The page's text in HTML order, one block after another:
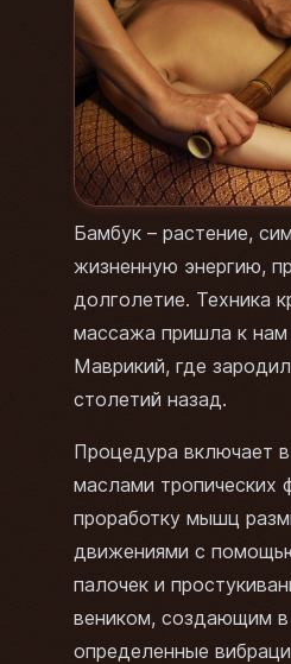
Бамбук – растение,
жизненную энергию,
долголетие. Техника
массажа пришла к нам
Маврикий, где
столетий назад.
Процедура включает
маслами тропических
проработку мышц
движениями с
палочек и
веником, создающим в
определенные